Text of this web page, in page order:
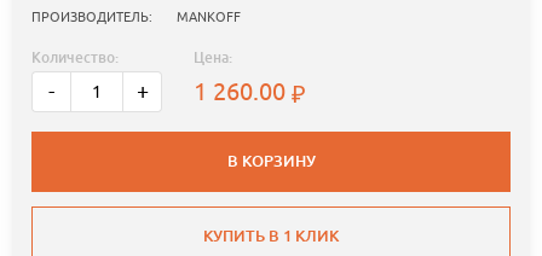
ПРОИЗВОДИТЕЛЬ: MANKOFF
Количество:
- +
Цена:
1 260.00
В КОРЗИНУ
КУПИТЬ В 1 КЛИК